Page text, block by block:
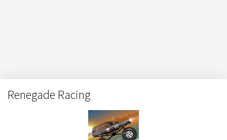
Renegade Racing